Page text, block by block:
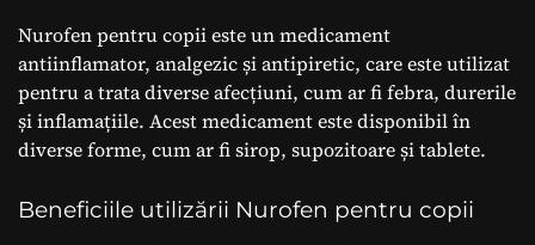
Nurofen pentru copii este un medicament
antiinflamator, analgezic și antipiretic, care este utilizat
pentru a trata diverse afecțiuni, cum ar fi febra, durerile
și inflamațiile. Acest medicament este disponibil în
diverse forme, cum ar fi sirop, supozitoare și tablete.
Beneficiile utilizării Nurofen pentru copii